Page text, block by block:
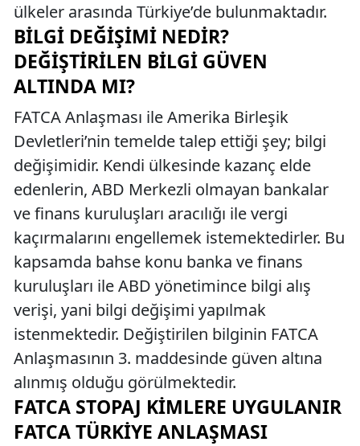
ülkeler arasında Türkiye’de bulunmaktadır.
BILGI DEĞIŞIMI NEDIR?
DEĞIŞTIRILEN BILGI GÜVEN
ALTINDA MI?
FATCA Anlaşması ile Amerika Birleşik
Devletleri’nin temelde talep ettiği şey; bilgi
değişimidir. Kendi ülkesinde kazanç elde
edenlerin, ABD Merkezli olmayan bankalar
ve finans kuruluşları aracılığı ile vergi
kaçırmalarını engellemek istemektedirler. Bu
kapsamda bahse konu banka ve finans
kuruluşları ile ABD yönetimince bilgi alış
verişi, yani bilgi değişimi yapılmak
istenmektedir. Değiştirilen bilginin FATCA
Anlaşmasının 3. maddesinde güven altına
alınmış olduğu görülmektedir.
FATCA STOPAJ KIMLERE UYGULANIR
FATCA TÜRKIYE ANLAŞMASI